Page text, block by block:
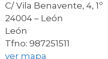
C/ Vila Benavente, 4, 1º
24004 – León
León
Tfno: 987251511
ver mapa